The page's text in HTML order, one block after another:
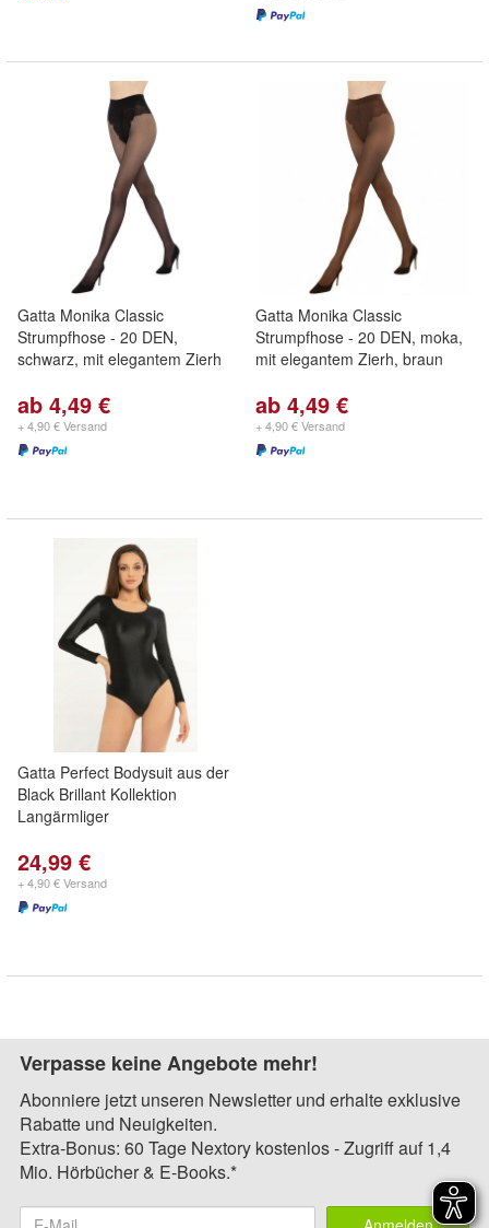
Gatta Monika Classic
Strumpfhose - 20 DEN,
schwarz, mit elegantem Zierh
ab 4,49 €
+ 4,90 € Versand
Gatta Monika Classic
Strumpfhose - 20 DEN, moka,
mit elegantem Zierh, braun
ab 4,49 €
+ 4,90 € Versand
Gatta Perfect Bodysuit aus der
Black Brillant Kollektion
Langärmliger
24,99 €
+ 4,90 € Versand
Verpasse keine Angebote mehr!
Abonniere jetzt unseren Newsletter und erhalte exklusive
Rabatte und Neuigkeiten.
Extra-Bonus: 60 Tage Nextory kostenlos - Zugriff auf 1,4
Mio. Hörbücher & E-Books.*